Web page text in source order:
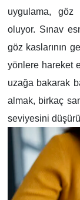
uygulama, göz
oluyor. Sınav
göz kaslarının
yönlere hareket
uzağa bakarak
almak, birkaç
seviyesini